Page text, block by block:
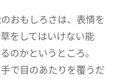
おもしろさは、表情を
をしてはいけない能
のかというところ。
で目のあたりを覆うだ